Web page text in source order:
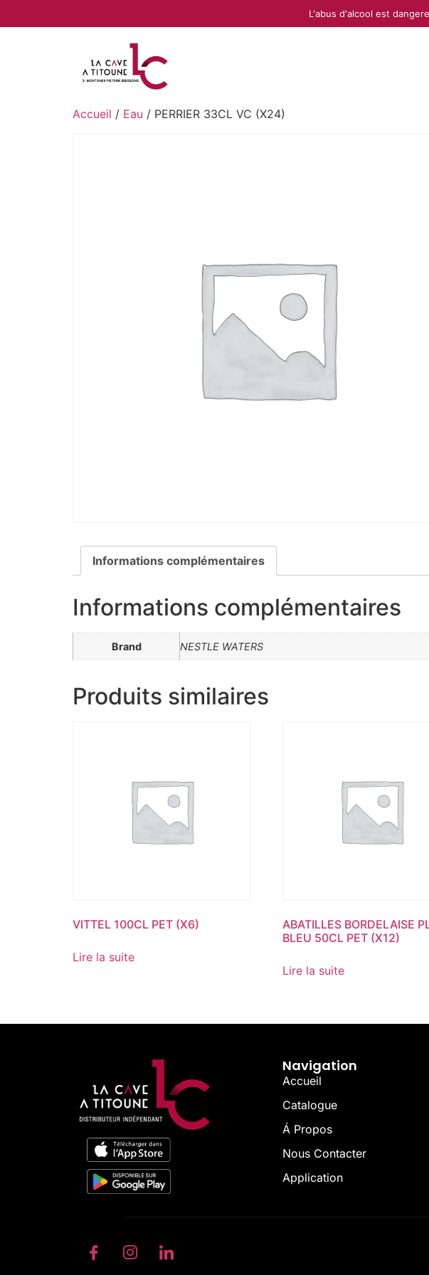
Accueil / Eau / PERRIER 33CL VC (X24)
Informations complémentaires
Informations complémentaires
Brand NESTLE WATERS
Produits similaires
VITTEL 100CL PET (X6)
Lire la suite
ABATILLES BORDELAISE
BLEU 50CL PET (X12)
Lire la suite
Navigation
Accueil
Catalogue
Á Propos
Nous Contacter
Application
L'abus d'alcool est